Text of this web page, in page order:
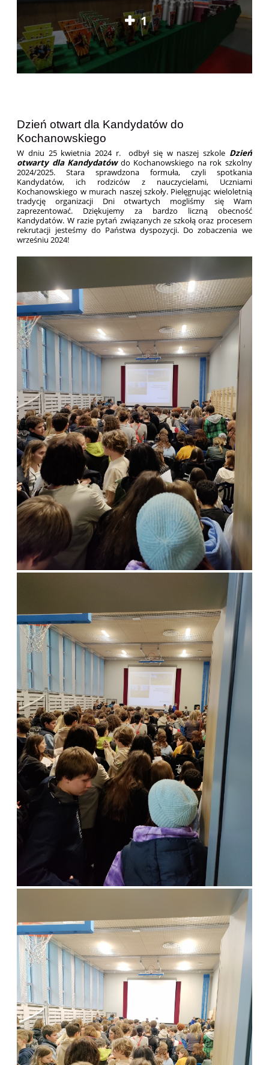
1
Dzień otwart dla Kandydatów do
Kochanowskiego
W dniu 25 kwietnia 2024 r. odbył się w naszej szkole Dzień
otwarty dla Kandydatówdo Kochanowskiego na rok szkolny
2024/2025. Stara sprawdzona formuła, czyli spotkania
Kandydatów, ich rodziców z nauczycielami, Uczniami
Kochanowskiego w murach naszej szkoły. Pielęgnując wieloletnią
tradycję organizacji Dni otwartych mogliśmy się Wam
zaprezentować. Dziękujemy za bardzo liczną obecność
Kandydatów. W razie pytań związanych ze szkołą oraz procesem
rekrutacji jesteśmy do Państwa dyspozycji. Do zobaczenia we
wrześniu 2024!